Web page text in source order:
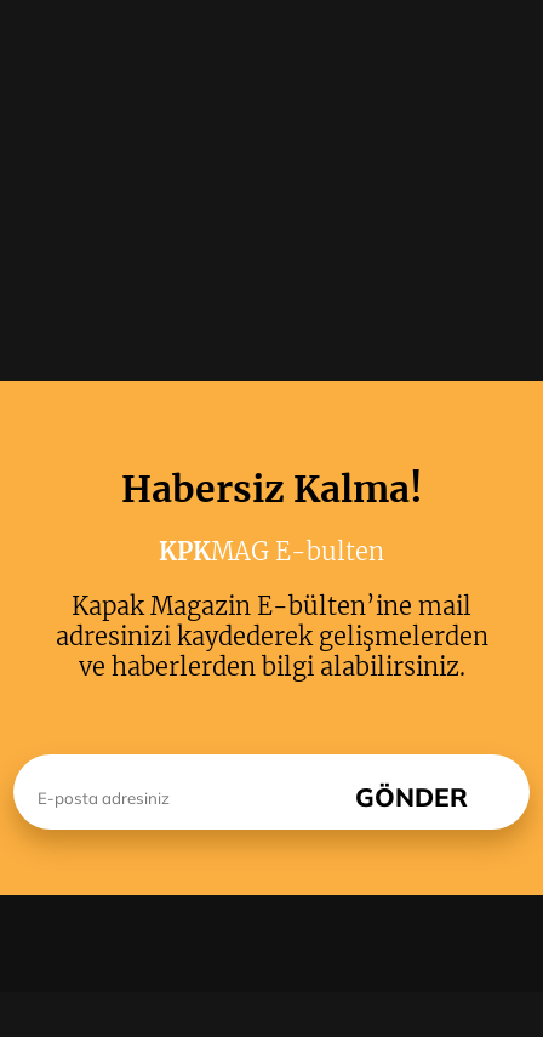
Habersiz Kalma!
KPKMAG E-bulten
Kapak Magazin E-bülten’ine mail
adresinizi kaydederek gelişmelerden
ve haberlerden bilgi alabilirsiniz.